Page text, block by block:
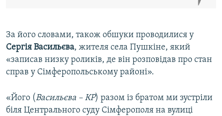
За його словами, також обшуки проводилися у
Сергія Васильєва, жителя села Пушкіне, який
«записав низку роликів, де він розповідав про стан
справ у Сімферопольському районі».
«Його (Васильєва – КР) разом із братом ми зустріли
біля Центрального суду Сімферополя на вулиці